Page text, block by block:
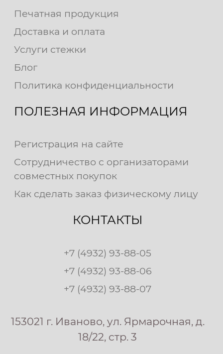
Печатная продукция
Доставка и оплата
Услуги стежки
Блог
Политика конфиденциальности
ПОЛЕЗНАЯ ИНФОРМАЦИЯ
Регистрация на сайте
Сотрудничество с организаторами
совместных покупок
Как сделать заказ физическому лицу
КОНТАКТЫ
+7 (4932) 93-88-05
+7 (4932) 93-88-06
+7 (4932) 93-88-07
153021 г. Иваново, ул. Ярмарочная, д.
18/22, стр. 3